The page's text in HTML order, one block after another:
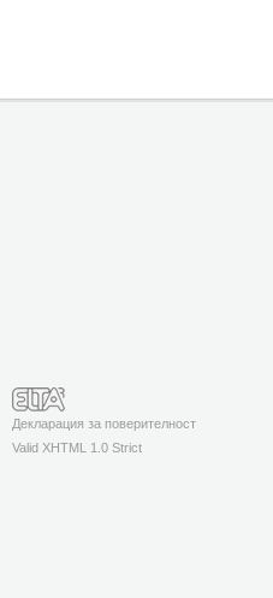
Декларация за поверителност
Valid XHTML 1.0 Strict